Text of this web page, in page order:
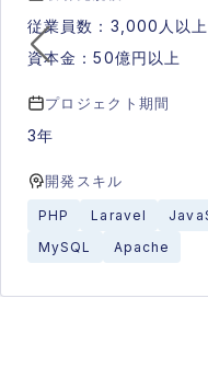
従業員数：3,000人以上
資本金：50億円以上
プロジェクト期間
3年
開発スキル
PHP Laravel
MySQL
Apache